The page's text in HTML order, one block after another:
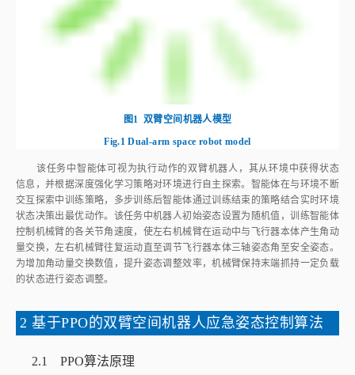
该任务中智能体可视为执行动作的双臂机器人，其从环境中获得状态
信息，并根据深度强化学习策略对环境进行自主探索。智能体在与环境不断
交互探索中训练策略，多步训练后智能体通过训练结束的策略结合实时环境
状态决策出最优动作。该任务中机器人初始姿态设置为随机值，训练智能体
控制机械臂的各关节角速度，使左右机械臂在运动中与飞行器本体产生角动
量交换，左右机械臂往复运动直至调节飞行器本体三轴姿态角至安全姿态。
2 基于PPO的双臂空间机器人应急姿态控制算法
2.1 PPO算法原理
在强化学习中，智能体与环境交互可视为马尔可夫决策过程（Markov
decision process， MDP），通常马尔可夫决策过程的数学模型〈 S
S ，
A
A ， P
P ， R
R ， γγ 〉由以下各部分组成，包括环境状态 st ∈ S
st∈S
，
智能体动作 at ∈
at∈A
π π
中采样动作 at
at 施加于环境，环境反馈的状态信息 st+1
st+1 输入奖